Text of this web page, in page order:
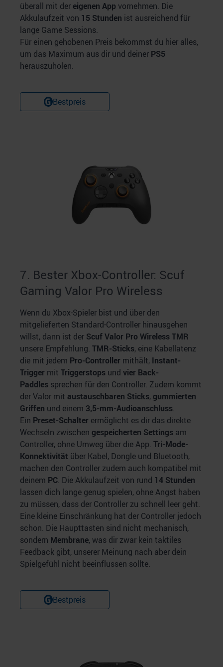
überall mit der eigenen Appvornehmen. Die
Akkulaufzeit von 15 Stunden ist ausreichend für
lange Game Sessions.
Für einen gehobenen Preis bekommst du hier alles,
um das Maximum aus dir und deiner PS5
herauszuholen.
Bestpreis
7. Bester Xbox-Controller: Scuf
Gaming Valor Pro Wireless
Wenn du Xbox-Spieler bist und über den
mitgelieferten Standard-Controller hinausgehen
willst, dann ist der Scuf Valor Pro Wireless TMR
unsere Empfehlung. TMR-Sticks, eine Kabellatenz
die mit jedem Pro-Controller mithält, Instant-
Trigger mit Triggerstops und vier Back-
Paddles sprechen für den Controller. Zudem kommt
der Valor mit austauschbaren Sticks, gummierten
Griffen und einem 3,5-mm-Audioanschluss.
Ein Preset-Schalter ermöglicht es dir das direkte
Wechseln zwischen gespeicherten Settings am
Controller, ohne Umweg über die App. Tri-Mode-
Konnektivität über Kabel, Dongle und Bluetooth,
machen den Controller zudem auch kompatibel mit
deinem PC. Die Akkulaufzeit von rund 14 Stunden
lassen dich lange genug spielen, ohne Angst haben
zu müssen, dass der Controller zu schnell leer geht.
Eine kleine Einschränkung hat der Controller jedoch
schon. Die Haupttasten sind nicht mechanisch,
sondern Membrane, was dir zwar kein taktiles
Feedback gibt, unserer Meinung nach aber dein
Spielgefühl nicht beeinflussen sollte.
Bestpreis